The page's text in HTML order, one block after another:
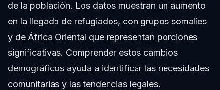
de la población. Los datos muestran un aumento
en la llegada de refugiados, con grupos somalíes
y de África Oriental que representan porciones
significativas. Comprender estos cambios
demográficos ayuda a identificar las necesidades
comunitarias y las tendencias legales.